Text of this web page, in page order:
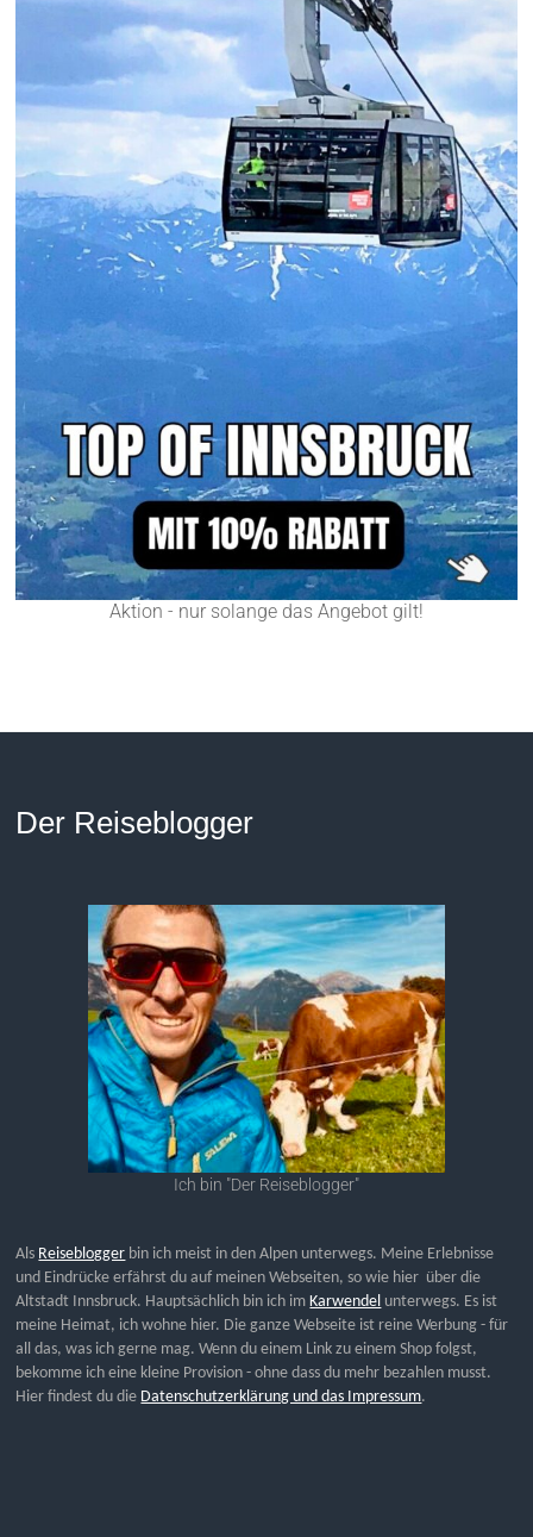
Aktion - nur solange das Angebot gilt!
Der Reiseblogger
Ich bin "Der Reiseblogger"
Als Reiseblogger bin ich meist in den Alpen unterwegs. Meine Erlebnisse
und Eindrücke erfährst du auf meinen Webseiten, so wie hier über die
Altstadt Innsbruck. Hauptsächlich bin ich imKarwendel unterwegs. Es ist
meine Heimat, ich wohne hier. Die ganze Webseite ist reine Werbung - für
all das, was ich gerne mag. Wenn du einem Link zu einem Shop folgst,
bekomme ich eine kleine Provision - ohne dass du mehr bezahlen musst.
Hier findest du die Datenschutzerklärung und das Impressum.